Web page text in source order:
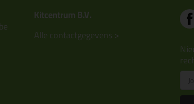
Kitcentrum B.V.
Alle contactgegevens >